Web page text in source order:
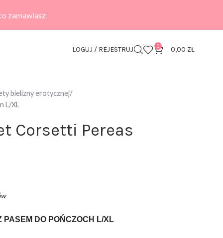
zamawiasz.
LOGUJ / REJESTRUJ 0 0,00 ZŁ
bielizny erotycznej
L/XL
Corsetti Pereas
DO POŃCZOCH L/XL